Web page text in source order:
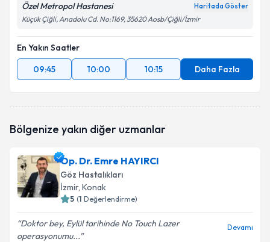
Özel Metropol Hastanesi Haritada Göster
Küçük Çiğli, Anadolu Cd. No:1169, 35620 Aosb/Çiğli/İzmir
En Yakın Saatler
09:45
10:00 10:15 Daha Fazla
Bölgenize yakın diğer uzmanlar
Op. Dr. Emre HAYIRCI
Göz Hastalıkları
İzmir, Konak
5 (1 Değerlendirme)
Doktor bey, Eylül tarihinde No Touch Lazer
operasyonumu...
Devamı